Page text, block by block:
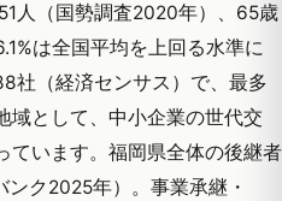
人（国勢調査2020年）、65歳
は全国平均を上回る水準に
社（経済センサス）で、最多
域として、中小企業の世代交
ています。福岡県全体の後継者
ク2025年）。事業承継・